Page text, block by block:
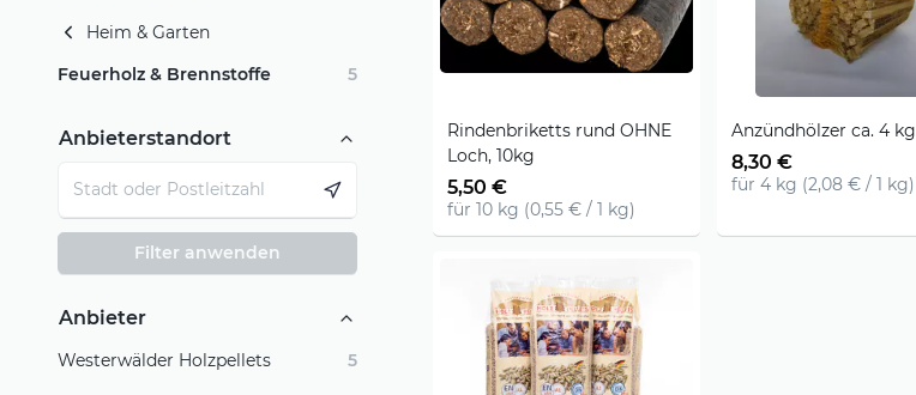
Heim & Garten
Feuerholz & Brennstoffe
5
Anbieterstandort
Filter anwenden
Anbieter
Westerwälder Holzpellets 5
Rindenbriketts rund OHNE
Loch, 10kg
5,50 €
für 10 kg (0,55 € / 1 kg)
Anzündhölzer ca. 4 kg
8,30 €
für 4 kg (2,08 € / 1 kg)